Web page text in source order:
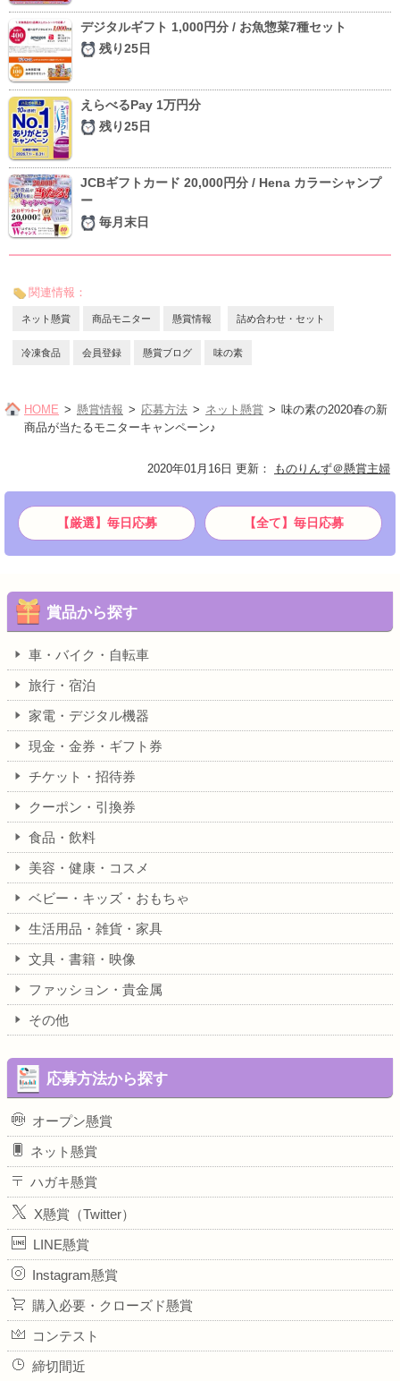
デジタルギフト 1,000円分 / お魚惣菜7種セット
残り25日
えらべるPay 1万円分
残り25日
JCBギフトカード 20,000円分 / Hena カラーシャンプ
ー
毎月末日
関連情報：
ネット懸賞 商品モニター 懸賞情報 詰め合わせ・セット
冷凍食品 会員登録 懸賞ブログ 味の素
HOME 懸賞情報 応募方法 ネット懸賞
味の素の2020春の新
商品が当たるモニターキャンペーン♪
2020年01月16日 更新 ： ものりんず＠懸賞主婦
【厳選】毎日応募 【全て】毎日応募
賞品から探す
車・バイク・自転車
旅行・宿泊
家電・デジタル機器
現金・金券・ギフト券
チケット・招待券
クーポン・引換券
食品・飲料
美容・健康・コスメ
ベビー・キッズ・おもちゃ
生活用品・雑貨・家具
文具・書籍・映像
ファッション・貴金属
その他
応募方法から探す
オープン懸賞
ネット懸賞
ハガキ懸賞
X懸賞（Twitter）
LINE懸賞
Instagram懸賞
購入必要・クローズド懸賞
コンテスト
締切間近